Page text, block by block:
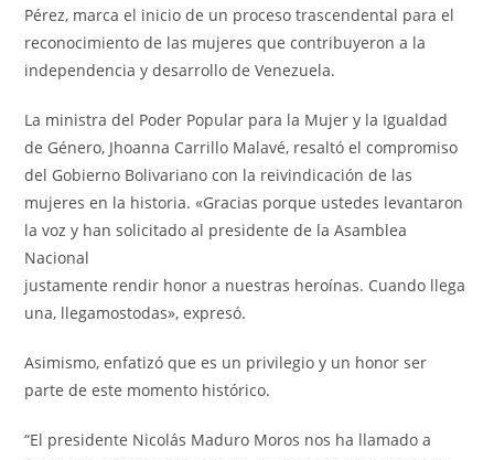
Pérez, marca el inicio de un proceso trascendental para el
reconocimiento de las mujeres que contribuyeron a la
independencia y desarrollo de Venezuela.
La ministra del Poder Popular para la Mujer y la Igualdad
de Género, Jhoanna Carrillo Malavé, resaltó el compromiso
del Gobierno Bolivariano con la reivindicación de las
mujeres en la historia. «Gracias porque ustedes levantaron
la voz y han solicitado al presidente de la Asamblea
Nacional
justamente rendir honor a nuestras heroínas. Cuando llega
una, llegamostodas», expresó.
Asimismo, enfatizó que es un privilegio y un honor ser
parte de este momento histórico.
“El presidente Nicolás Maduro Moros nos ha llamado a